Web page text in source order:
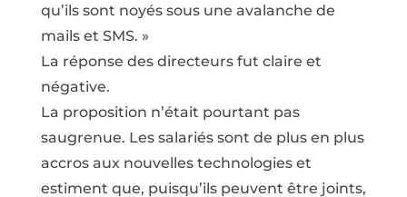
qu’ils sont noyés sous une avalanche de
mails et SMS. »
La réponse des directeurs fut claire et
négative.
La proposition n’était pourtant pas
saugrenue. Les salariés sont de plus en plus
accros aux nouvelles technologies et
estiment que, puisqu’ils peuvent être joints,